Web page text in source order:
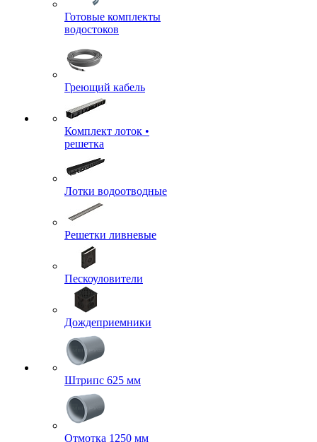
Готовые комплекты
водостоков
Греющий кабель
Комплект лоток •
решетка
Лотки водоотводные
Решетки ливневые
Пескоуловители
Дождеприемники
Штрипс 625 мм
Отмотка 1250 мм